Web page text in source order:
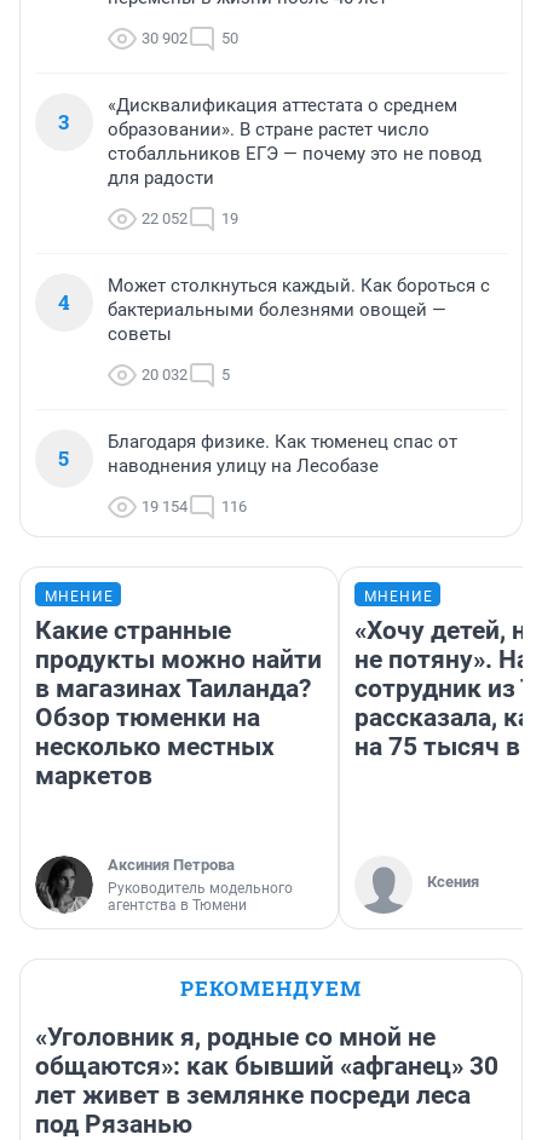
30 902 50
3
«Дисквалификация аттестата о среднем
образовании». В стране растет число
стобалльников ЕГЭ — почему это не повод
для радости
22 052 19
4
Может столкнуться каждый. Как бороться с
бактериальными болезнями овощей —
советы
20 032 5
5
Благодаря физике. Как тюменец спас от
наводнения улицу на Лесобазе
19 154 116
МНЕНИЕ
Какие странные
продукты можно найти
в магазинах Таиланда?
Обзор тюменки на
несколько местных
маркетов
Аксиния Петрова
Руководитель модельного
агентства в Тюмени
МНЕНИЕ
«Хочу детей,
не потяну».
сотрудник из
рассказала,
на 75 тысяч в
Ксения
РЕКОМЕНДУЕМ
«Уголовник я, родные со мной не
общаются»: как бывший «афганец» 30
лет живет в землянке посреди леса
под Рязанью